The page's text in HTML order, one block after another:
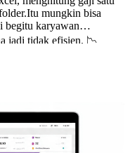
mungkin bisa
begitu karyawan
jadi tidak efisien. 📉
strategi.📉 Risiko salah
karena data […]